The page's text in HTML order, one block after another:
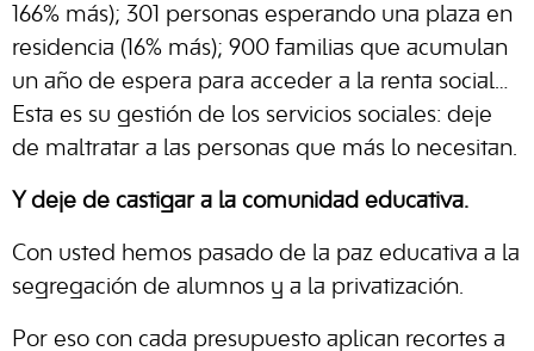
166% más); 301 personas esperando una plaza en
residencia (16% más); 900 familias que acumulan
un año de espera para acceder a la renta social…
Esta es su gestión de los servicios sociales: deje
de maltratar a las personas que más lo necesitan.
Y deje de castigar a la comunidad educativa.
Con usted hemos pasado de la paz educativa a la
segregación de alumnos y a la privatización.
Por eso con cada presupuesto aplican recortes a